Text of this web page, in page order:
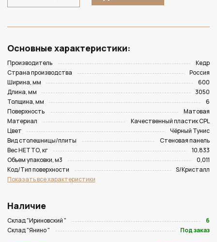
Основные характеристики:
Производитель
Кедр
Страна производства
Россия
Ширина, мм
600
Длина, мм
3050
Толщина, мм
6
Поверхность
Матовая
Материал
Качественный пластик CPL
Цвет
Чёрный Тунис
Вид столешницы/плиты
Стеновая панель
Вес НЕТТО, кг
10.833
Объем упаковки, м3
0,011
Код/Тип поверхности
S/Кристалл
Показать все характеристики
Наличие
Склад "Ириновский "
6
Склад "Янино "
Под заказ